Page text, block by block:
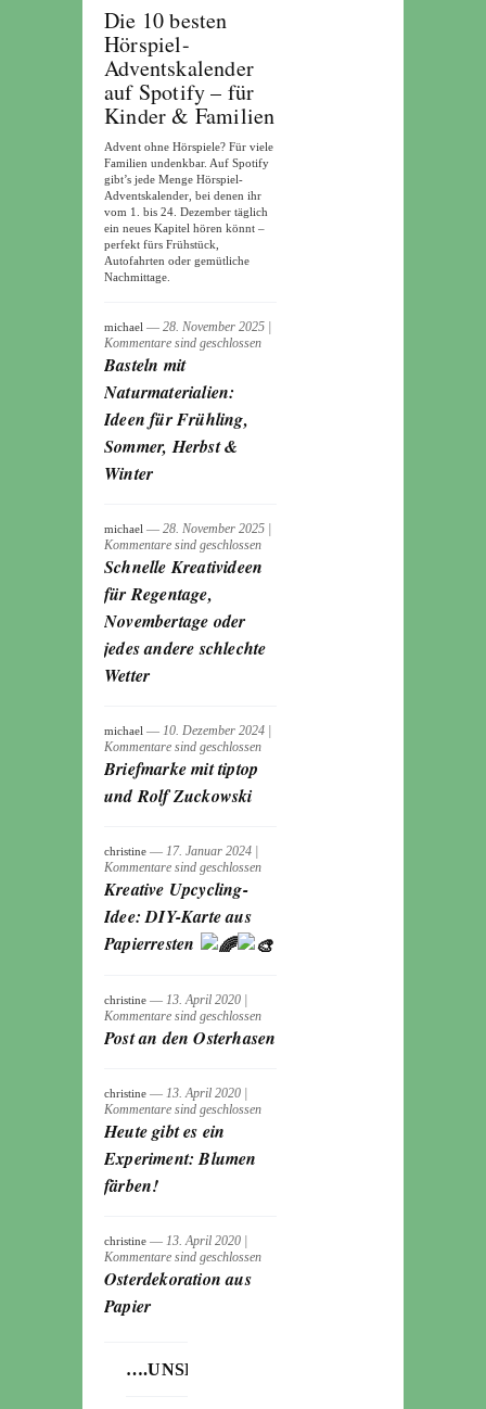
Die 10 besten
Hörspiel-
Adventskalender
auf Spotify – für
Kinder & Familien
Advent ohne Hörspiele? Für viele
Familien undenkbar. Auf Spotify
gibt’s jede Menge Hörspiel-
Adventskalender, bei denen ihr
vom 1. bis 24. Dezember täglich
ein neues Kapitel hören könnt –
perfekt fürs Frühstück,
Autofahrten oder gemütliche
Nachmittage.
michael ― 28. November 2025
Kommentare sind geschlossen
Basteln mit
Naturmaterialien:
Ideen für Frühling,
Sommer, Herbst &
Winter
michael ― 28. November 2025
Kommentare sind geschlossen
Schnelle Kreativideen
für Regentage,
Novembertage oder
jedes andere schlechte
Wetter
michael ― 10. Dezember 2024
Kommentare sind geschlossen
Briefmarke mit tiptop
und Rolf Zuckowski
christine ― 17. Januar 2024
Kommentare sind geschlossen
Kreative Upcycling-
Idee: DIY-Karte aus
Papierresten
christine ― 13. April 2020
Kommentare sind geschlossen
Post an den Osterhasen
christine ― 13. April 2020
Kommentare sind geschlossen
Heute gibt es ein
Experiment: Blumen
färben!
christine ― 13. April 2020
Kommentare sind geschlossen
Osterdekoration aus
Papier
….UNSERE